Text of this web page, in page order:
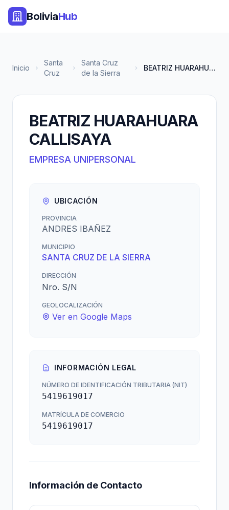
BoliviaHub
Inicio
Santa
Cruz
Santa Cruz
de la Sierra
BEATRIZ HUARAHUARA CALLISAYA
BEATRIZ HUARAHUARA
CALLISAYA
EMPRESA UNIPERSONAL
UBICACIÓN
PROVINCIA
ANDRES IBAÑEZ
MUNICIPIO
SANTA CRUZ DE LA SIERRA
DIRECCIÓN
Nro. S/N
GEOLOCALIZACIÓN
Ver en Google Maps
INFORMACIÓN LEGAL
NÚMERO DE IDENTIFICACIÓN TRIBUTARIA (NIT)
5419619017
MATRÍCULA DE COMERCIO
5419619017
Información de Contacto